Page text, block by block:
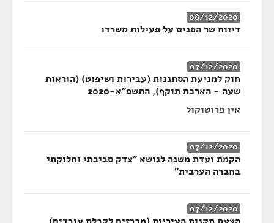
08/12/2020
דיווח שר הפנים על פעילות משרדו
07/12/2020
חוק למניעת הסתננות (עבירות ושיפוט) (הוראות
שעה - הארכת תוקף), התשפ"א-2020
אין פרוטוקול
07/12/2020
הקמת ועדת משנה לנושא "צדק סביבתי וחלוקתי
בחברה הערבית"
07/12/2020